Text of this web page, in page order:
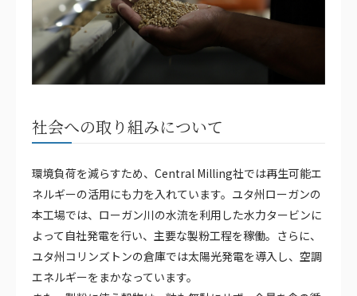
社会への取り組みについて
環境負荷を減らすため、Central Milling社では再生可能エ
ネルギーの活用にも力を入れています。ユタ州ローガンの
本工場では、ローガン川の水流を利用した水力タービンに
よって自社発電を行い、主要な製粉工程を稼働。さらに、
ユタ州コリンズトンの倉庫では太陽光発電を導入し、空調
エネルギーをまかなっています。